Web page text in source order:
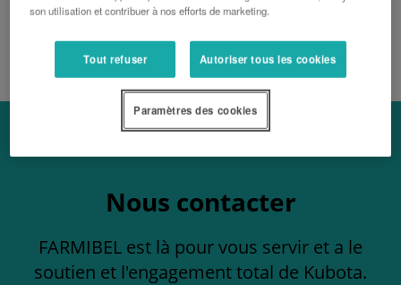
BROCHURE
Nous contacter
FARMIBEL est là pour vous servir et a le
soutien et l'engagement total de Kubota.
son utilisation et contribuer à nos efforts de marketing.
Tout refuser Autoriser tous les cookies
Paramètres des cookies